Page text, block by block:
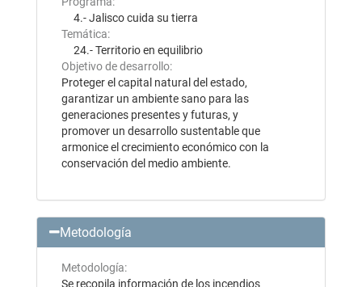
4.- Jalisco cuida su tierra
Temática:
24.- Territorio en equilibrio
Objetivo de desarrollo:
Proteger el capital natural del estado,
garantizar un ambiente sano para las
generaciones presentes y futuras, y
promover un desarrollo sustentable que
armonice el crecimiento económico con la
conservación del medio ambiente.
Metodología
Metodología:
Se recopila información de los incendios